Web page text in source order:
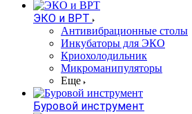
ЭКО и ВРТ
Антивибрационные столы
Инкубаторы для ЭКО
Криохолодильник
Микроманипуляторы
Еще
Буровой инструмент